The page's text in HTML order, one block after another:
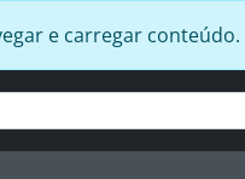
e carregar conteúdo.